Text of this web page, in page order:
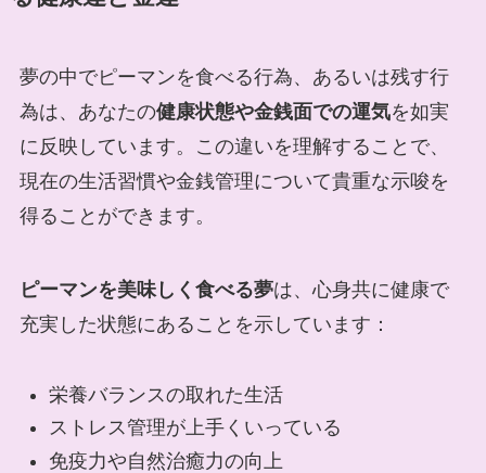
夢の中でピーマンを食べる行為、あるいは残す行
為は、あなたの健康状態や金銭面での運気を如実
に反映しています。この違いを理解することで、
現在の生活習慣や金銭管理について貴重な示唆を
得ることができます。
ピーマンを美味しく食べる夢は、心身共に健康で
充実した状態にあることを示しています：
栄養バランスの取れた生活
ストレス管理が上手くいっている
免疫力や自然治癒力の向上